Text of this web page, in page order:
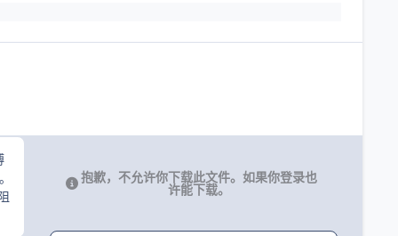
抱歉，不允许你下载此文件。如果你登录也
许能下载。